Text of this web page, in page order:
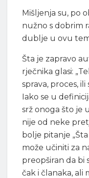
Mišljenja su, po
nužno s dobrim
dublje u ovu
Šta je zapravo
rječnika glasi:
sprava, proces,
Iako se u
srž onoga što je
nije od neke
bolje pitanje
može učiniti za
preopširan da bi
čak i članaka, ali